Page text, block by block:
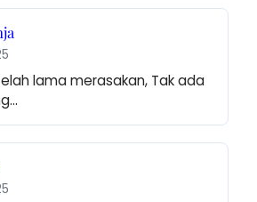
lama merasakan, Tak ada